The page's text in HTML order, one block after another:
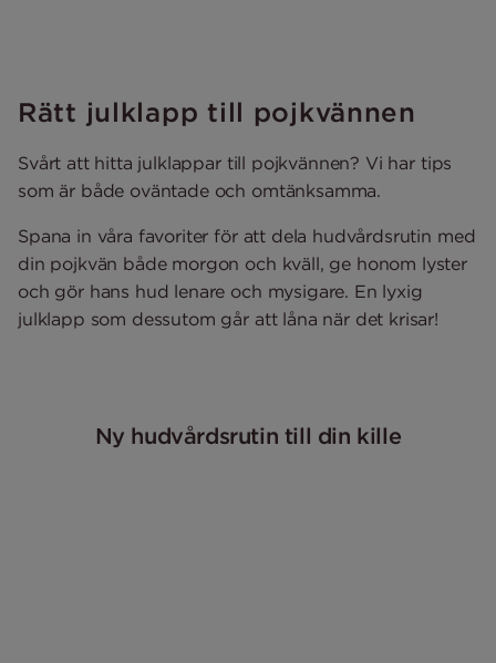
Rätt julklapp till pojkvännen
Svårt att hitta julklappar till pojkvännen? Vi har tips
som är både oväntade och omtänksamma.
Spana in våra favoriter för att dela hudvårdsrutin med
din pojkvän både morgon och kväll, ge honom lyster
och gör hans hud lenare och mysigare. En lyxig
julklapp som dessutom går att låna när det krisar!
Ny hudvårdsrutin till din kille